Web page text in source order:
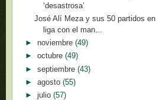
‘desastrosa’
José Alí Meza y sus 50 partidos en
liga con el man...
► noviembre (49)
► octubre (49)
► septiembre (43)
► agosto (55)
► julio (57)